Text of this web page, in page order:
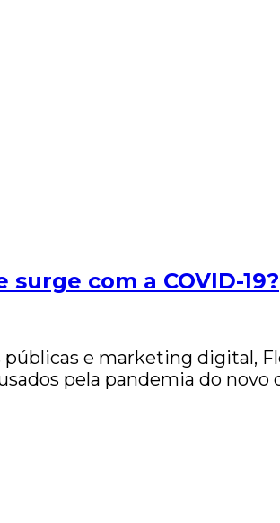
com a COVID-19?
públicas e marketing digital,
pela pandemia do novo